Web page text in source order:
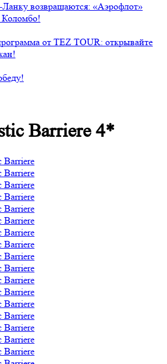
возвращаются: «Аэрофлот»
Коломбо!
от TEZ TOUR: открывайте
Barriere 4*